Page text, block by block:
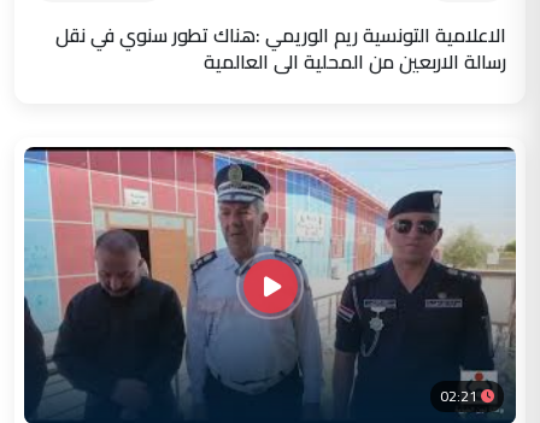
الاعلامية التونسية ريم الوريمي :هناك تطور سنوي في نقل
رسالة الاربعين من المحلية الى العالمية
02:21